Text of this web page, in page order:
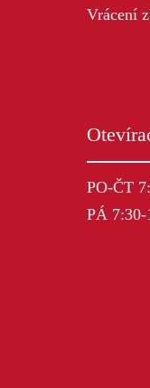
Vrácení
PO-ČT
PÁ 7:30-